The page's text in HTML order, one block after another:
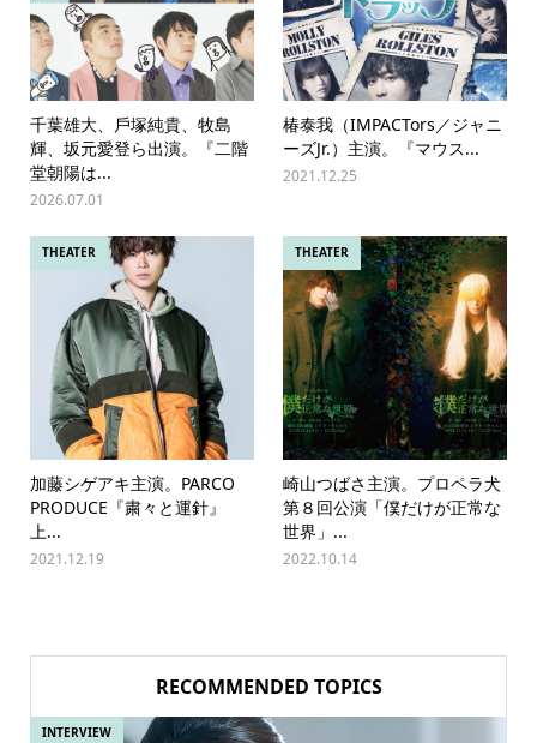
千葉雄⼤、⼾塚純貴、牧島
輝、坂元愛登ら出演。『⼆階
堂朝陽は...
2026.07.01
椿泰我（IMPACTors／ジャニ
ーズJr.）主演。『マウス...
2021.12.25
THEATER
加藤シゲアキ主演。PARCO
PRODUCE『粛々と運針』
上...
2021.12.19
THEATER
崎山つばさ主演。プロペラ犬
第８回公演「僕だけが正常な
世界」...
2022.10.14
RECOMMENDED TOPICS
INTERVIEW